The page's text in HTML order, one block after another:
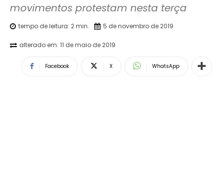
movimentos protestam nesta terça
tempo de leitura: 2min. 5 de novembro de 2019
alterado em: 11 de maio de 2019
Facebook X WhatsApp